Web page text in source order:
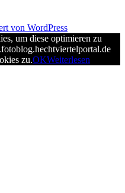
von WordPress
um diese optimieren zu
zu.OKWeiterlesen